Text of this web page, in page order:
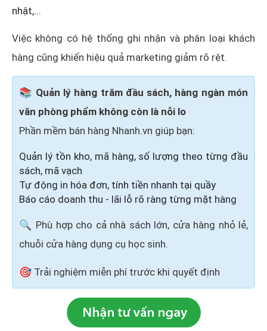
nhật,...
Việc không có hệ thống ghi nhận và phân loại khách
hàng cũng khiến hiệu quả marketing giảm rõ rệt.
📚 Quản lý hàng trăm đầu sách, hàng ngàn món
văn phòng phẩm không còn là nỗi lo
Phần mềm bán hàng Nhanh.vn giúp bạn:
Quản lý tồn kho, mã hàng, số lượng theo từng đầu
sách, mã vạch
Tự động in hóa đơn, tính tiền nhanh tại quầy
Báo cáo doanh thu - lãi lỗ rõ ràng từng mặt hàng
🔍 Phù hợp cho cả nhà sách lớn, cửa hàng nhỏ lẻ,
chuỗi cửa hàng dụng cụ học sinh.
🎯 Trải nghiệm miễn phí trước khi quyết định